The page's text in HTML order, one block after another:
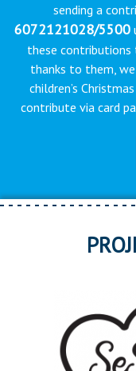
sending a
6072121028/5500
these
thanks to them,
children’s
contribute via card